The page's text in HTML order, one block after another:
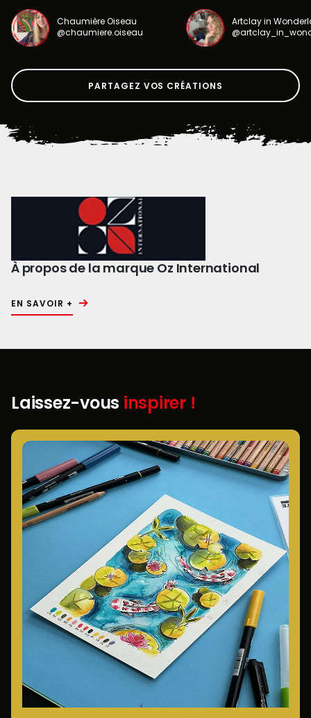
Chaumière Oiseau
@chaumiere.oiseau
Artclay in
PARTAGEZ VOS CRÉATIONS
À propos de la marque Oz International
EN SAVOIR +
Laissez-vous inspirer !